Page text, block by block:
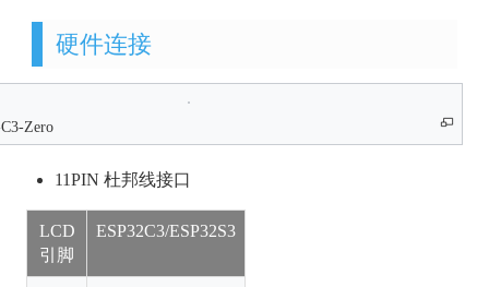
硬件连接
Zero
11PIN 杜邦线接口
LCD
引脚
ESP32C3/ESP32S3